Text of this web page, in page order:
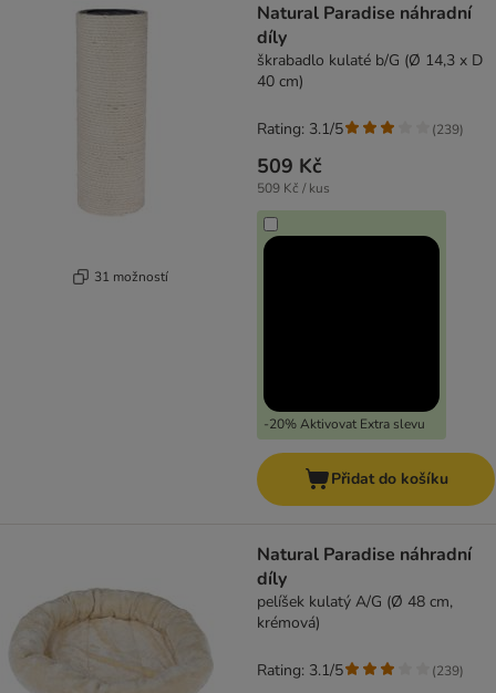
31 možností
Natural Paradise náhradní
díly
škrabadlo kulaté b/G (Ø 14,3 x D
40 cm)
509 Kč
509 Kč / kus
-20% Aktivovat Extra slevu
Rating: 3.1/5 (239)
Přidat do košíku
Natural Paradise náhradní
díly
pelíšek kulatý A/G (Ø 48 cm,
krémová)
Rating: 3.1/5 (239)